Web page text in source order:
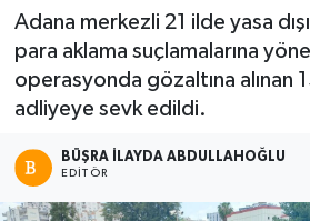
Adana merkezli 21 ilde yasa
para aklama suçlamalarına
operasyonda gözaltına alınan
adliyeye sevk edildi.
BÜŞRA İLAYDA ABDULLAHOĞLU
EDITÖR